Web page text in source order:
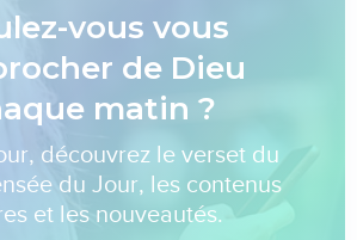
vous vous
de Dieu
matin ?
découvrez le verset du
du Jour, les contenus
et les nouveautés.